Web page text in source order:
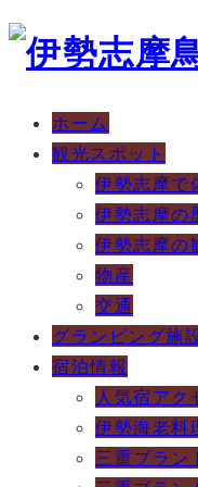
ホーム
観光スポット
伊勢志摩で
伊勢志摩の
伊勢志摩の
物産
交通
グランピング施
宿泊情報
人気宿アク
伊勢海老料
三重ブラン